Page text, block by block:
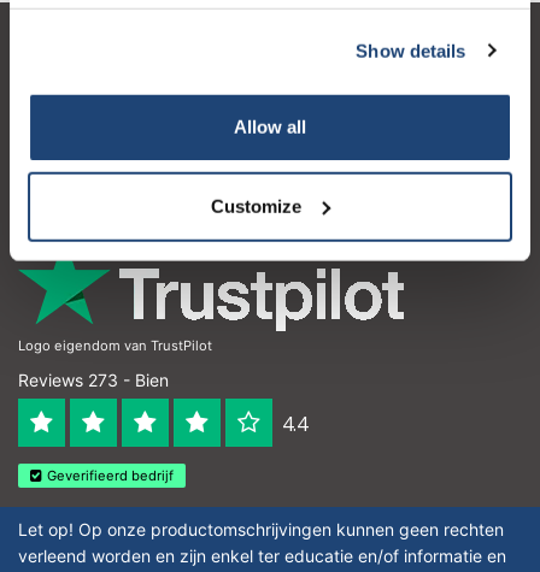
Show details
Allow all
Customize
Mi cuenta
Logo eigendom van TrustPilot
Reviews 273 - Bien
4.4
Geverifieerd bedrijf
Let op! Op onze productomschrijvingen kunnen geen rechten
verleend worden en zijn enkel ter educatie en/of informatie en